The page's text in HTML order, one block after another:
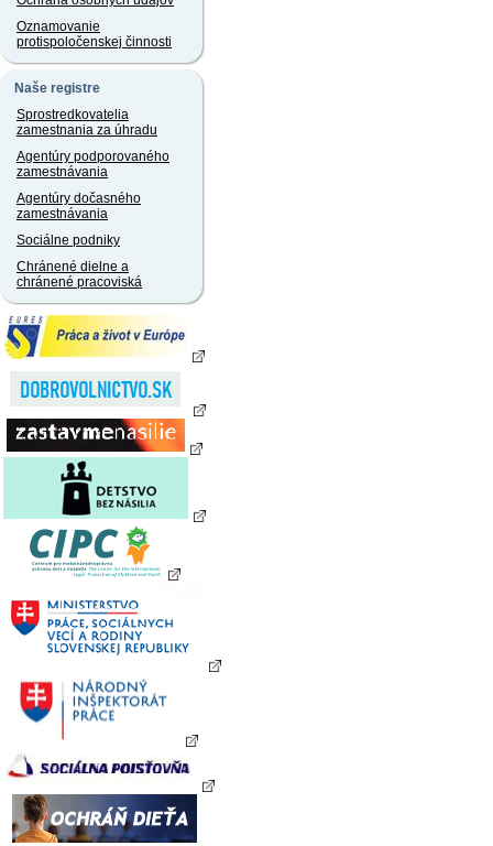
Oznamovanie
protispoločenskej činnosti
Naše registre
Sprostredkovatelia
zamestnania za úhradu
Agentúry podporovaného
zamestnávania
Agentúry dočasného
zamestnávania
Sociálne podniky
Chránené dielne a
chránené pracoviská